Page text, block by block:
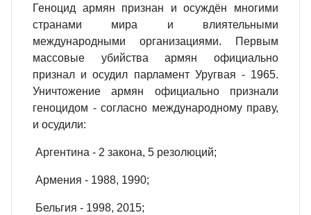
Геноцид армян признан и осуждён многими
странами мира и влиятельными
международными организациями. Первым
массовые убийства армян официально
признал и осудил парламент Уругвая - 1965.
Уничтожение армян официально признали
геноцидом - согласно международному праву,
и осудили:
Аргентина - 2 закона, 5 резолюций;
Армения - 1988, 1990;
Бельгия - 1998, 2015;